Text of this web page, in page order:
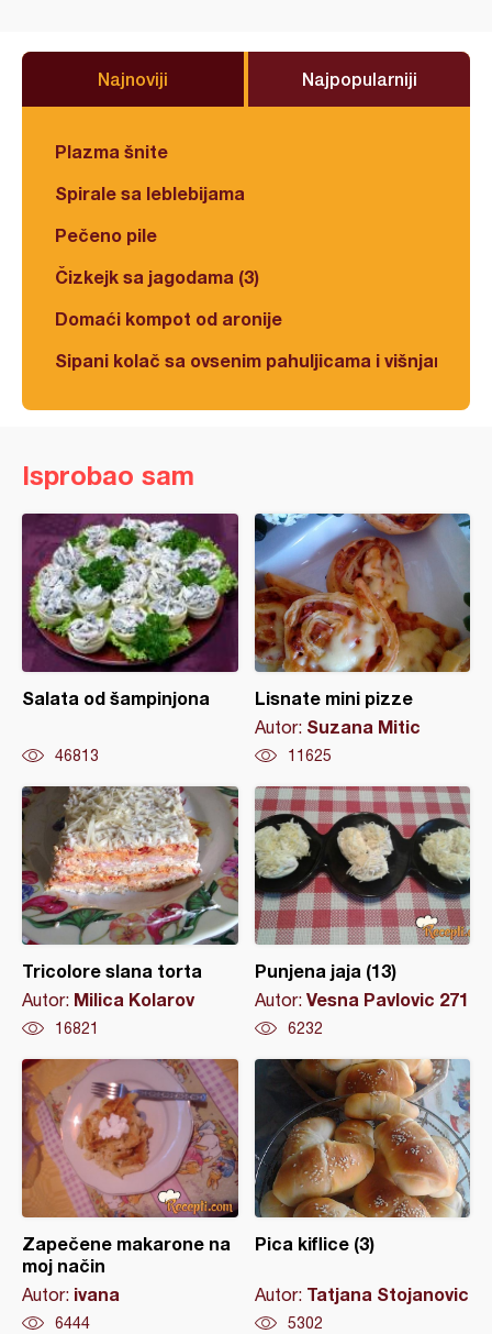
Najnoviji Najpopularniji
Plazma šnite
Spirale sa leblebijama
Pečeno pile
Čizkejk sa jagodama (3)
Domaći kompot od aronije
Sipani kolač sa ovsenim pahuljicama i višnjama
Isprobao sam
Salata od šampinjona
46813
Lisnate mini pizze
Autor: Suzana Mitic
11625
Tricolore slana torta
Autor: Milica Kolarov
16821
Punjena jaja (13)
Autor: Vesna Pavlovic 271
6232
Zapečene makarone na
moj način
Autor: ivana
6444
Pica kiflice (3)
Autor: Tatjana Stojanovic
5302